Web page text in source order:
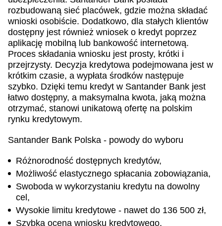
rozbudowaną sieć placówek, gdzie można składać
wnioski osobiście. Dodatkowo, dla stałych klientów
dostępny jest również wniosek o kredyt poprzez
aplikację mobilną lub bankowość internetową.
Proces składania wniosku jest prosty, krótki i
przejrzysty. Decyzja kredytowa podejmowana jest w
krótkim czasie, a wypłata środków następuje
szybko. Dzięki temu kredyt w Santander Bank jest
łatwo dostępny, a maksymalna kwota, jaką można
otrzymać, stanowi unikatową ofertę na polskim
rynku kredytowym.
Santander Bank Polska - powody do wyboru
Różnorodność dostępnych kredytów,
Możliwość elastycznego spłacania zobowiązania,
Swoboda w wykorzystaniu kredytu na dowolny
cel,
Wysokie limitu kredytowe - nawet do 136 500 zł,
Szybka ocena wniosku kredytowego,